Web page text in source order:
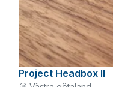
Project Headbox II